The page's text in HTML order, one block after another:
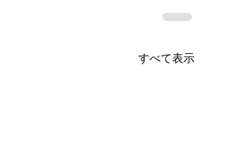
すべて表示